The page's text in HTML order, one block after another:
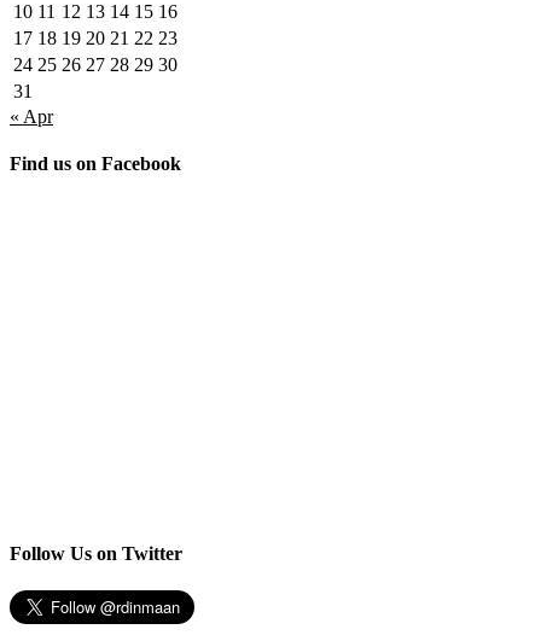
10 11 12 13 14 15 16
17 18 19 20 21 22 23
24 25 26 27 28 29 30
31
« Apr
Find us on Facebook
Follow Us on Twitter